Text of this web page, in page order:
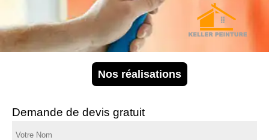
Nos réalisations
Demande de devis gratuit